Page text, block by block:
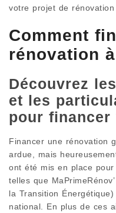
votre projet de rénovation
Comment
rénovation
Découvrez
et les
pour financer
Financer une rénovation
ardue, mais
ont été mis en place
telles que
la Transition
national. En plus de ces